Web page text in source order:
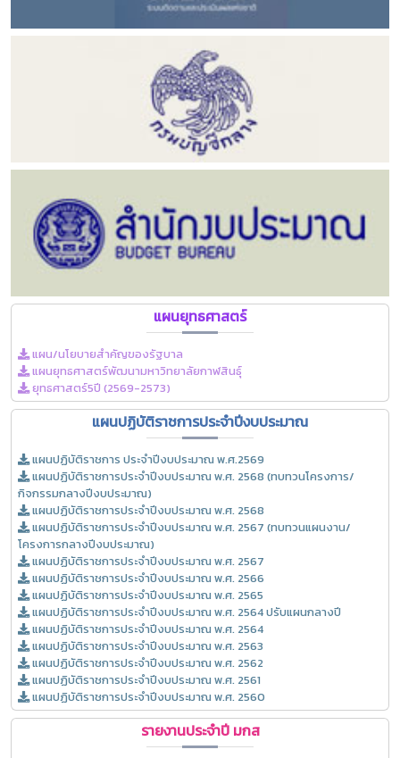
แผนยุทธศาสตร์
แผน/นโยบายสำคัญของรัฐบาล
แผนยุทธศาสตร์พัฒนามหาวิทยาลัยกาฬสินธุ์
ยุทธศาสตร์5ปี (2569-2573)
แผนปฏิบัติราชการประจำปีงบประมาณ
แผนปฏิบัติราชการ ประจำปีงบประมาณ พ.ศ.2569
แผนปฏิบัติราชการประจำปีงบประมาณ พ.ศ. 2568 (ทบทวนโครงการ/
กิจกรรมกลางปีงบประมาณ)
แผนปฏิบัติราชการประจำปีงบประมาณ พ.ศ. 2568
แผนปฏิบัติราชการประจำปีงบประมาณ พ.ศ. 2567 (ทบทวนแผนงาน/
โครงการกลางปีงบประมาณ)
แผนปฏิบัติราชการประจำปีงบประมาณ พ.ศ. 2567
แผนปฏิบัติราชการประจำปีงบประมาณ พ.ศ. 2566
แผนปฏิบัติราชการประจำปีงบประมาณ พ.ศ. 2565
แผนปฏิบัติราชการประจำปีงบประมาณ พ.ศ. 2564 ปรับแผนกลางปี
แผนปฏิบัติราชการประจำปีงบประมาณ พ.ศ. 2564
แผนปฏิบัติราชการประจำปีงบประมาณ พ.ศ. 2563
แผนปฏิบัติราชการประจำปีงบประมาณ พ.ศ. 2562
แผนปฏิบัติราชการประจำปีงบประมาณ พ.ศ. 2561
แผนปฏิบัติราชการประจำปีงบประมาณ พ.ศ. 2560
รายงานประจำปี มกส